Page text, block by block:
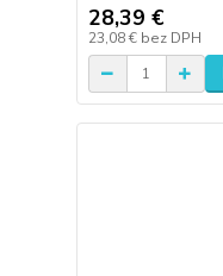
28,39 €
23,08 € bez DPH